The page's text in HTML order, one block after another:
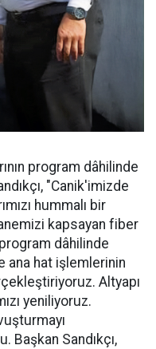
program dâhilinde
"Canik'imizde
hummalı bir
kapsayan fiber
dâhilinde
ana hat işlemlerinin
Altyapı
yeniliyoruz.
Başkan Sandıkçı,